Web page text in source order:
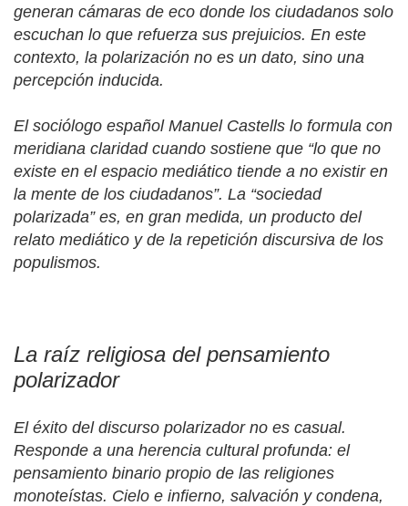
generan cámaras de eco donde los ciudadanos solo
escuchan lo que refuerza sus prejuicios. En este
contexto, la polarización no es un dato, sino una
percepción inducida.
El sociólogo español Manuel Castells lo formula con
meridiana claridad cuando sostiene que “lo que no
existe en el espacio mediático tiende a no existir en
la mente de los ciudadanos”. La “sociedad
polarizada” es, en gran medida, un producto del
relato mediático y de la repetición discursiva de los
populismos.
La raíz religiosa del pensamiento
polarizador
El éxito del discurso polarizador no es casual.
Responde a una herencia cultural profunda: el
pensamiento binario propio de las religiones
monoteístas. Cielo e infierno, salvación y condena,